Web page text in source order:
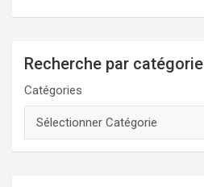
Recherche par catégorie
Catégories